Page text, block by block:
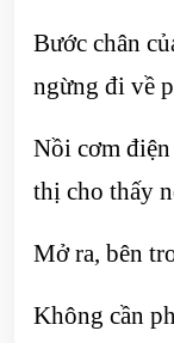
Bước chân
ngừng đi về
Nồi cơm
thị cho thấy
Mở ra, bên
Không cần